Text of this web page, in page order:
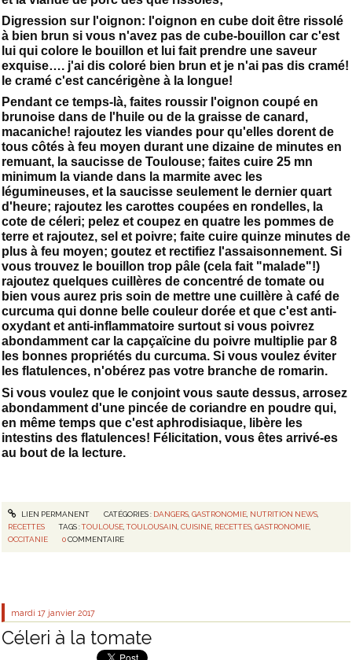
Digression sur l'oignon: l'oignon en cube doit être rissolé
à bien brun si vous n'avez pas de cube-bouillon car c'est
lui qui colore le bouillon et lui fait prendre une saveur
exquise…. j'ai dis coloré bien brun et je n'ai pas dis cramé!
le cramé c'est cancérigène à la longue!
Pendant ce temps-là, faites roussir l'oignon coupé en
brunoise dans de l'huile ou de la graisse de canard,
macaniche! rajoutez les viandes pour qu'elles dorent de
tous côtés à feu moyen durant une dizaine de minutes en
remuant, la saucisse de Toulouse; faites cuire 25 mn
minimum la viande dans la marmite avec les
légumineuses, et la saucisse seulement le dernier quart
d'heure; rajoutez les carottes coupées en rondelles, la
cote de céleri; pelez et coupez en quatre les pommes de
terre et rajoutez, sel et poivre; faite cuire quinze minutes de
plus à feu moyen; goutez et rectifiez l'assaisonnement. Si
vous trouvez le bouillon trop pâle (cela fait "malade"!)
rajoutez quelques cuillères de concentré de tomate ou
bien vous aurez pris soin de mettre une cuillère à café de
curcuma qui donne belle couleur dorée et que c'est anti-
oxydant et anti-inflammatoire surtout si vous poivrez
abondamment car la capçaïcine du poivre multiplie par 8
les bonnes propriétés du curcuma. Si vous voulez éviter
les flatulences, n'obérez pas votre branche de romarin.
Si vous voulez que le conjoint vous saute dessus, arrosez
abondamment d'une pincée de coriandre en poudre qui,
en même temps que c'est aphrodisiaque, libère les
intestins des flatulences! Félicitation, vous êtes arrivé-es
au bout de la lecture.
LIEN PERMANENT CATÉGORIES : DANGERS, GASTRONOMIE, NUTRITION NEWS,
RECETTES
TAGS :TOULOUSE,TOULOUSAIN,CUISINE, RECETTES,GASTRONOMIE,
OCCITANIE
0 COMMENTAIRE
mardi 17 janvier 2017
Céleri à la tomate